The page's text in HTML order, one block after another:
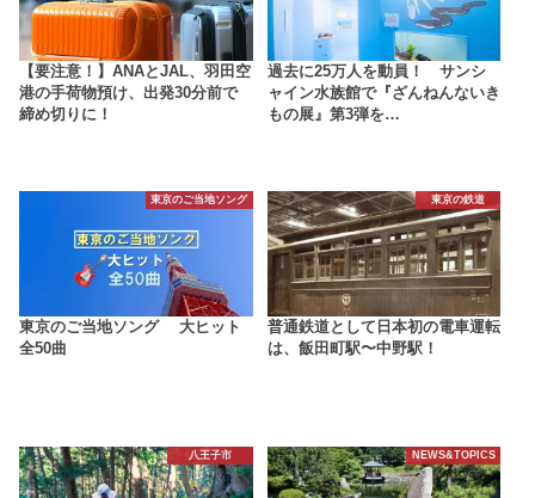
【要注意！】ANAとJAL、羽田空
港の手荷物預け、出発30分前で
締め切りに！
過去に25万人を動員！ サンシ
ャイン水族館で『ざんねんないき
もの展』第3弾を…
東京のご当地ソング
東京のご当地ソング 大ヒット
全50曲
東京の鉄道
普通鉄道として日本初の電車運転
は、飯田町駅〜中野駅！
八王子市 NEWS&TOPICS